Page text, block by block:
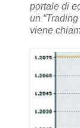
portale di
un
viene